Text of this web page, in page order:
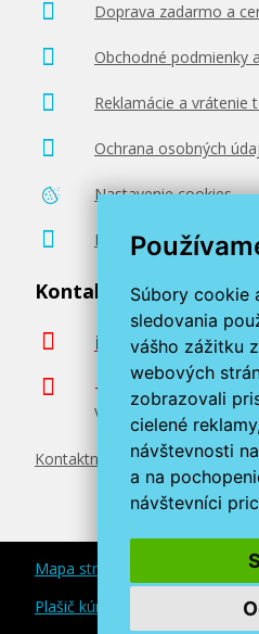
Súbory cookie
sledovania
vášho zážitku
webových
zobrazovali
cielené
návštevnosti
a na
návštevníci
Doprava zadarmo a
Obchodné podmienky
Reklamácie a vrátenie
Ochrana osobných
Nastavenie cookies
Poradenstvo zadarmo
Kontaktujte nás
info@miroluk.sk
+420 377 222 313
Volajte v pracovné dni
Kontaktné údaje
Mapa stránok
Plašič kún a myší